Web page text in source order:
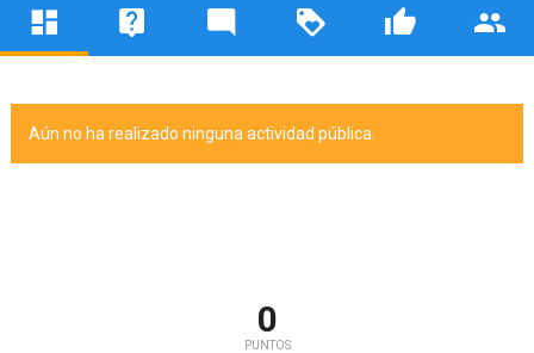
Aún no ha realizado ninguna actividad pública.
0
PUNTOS